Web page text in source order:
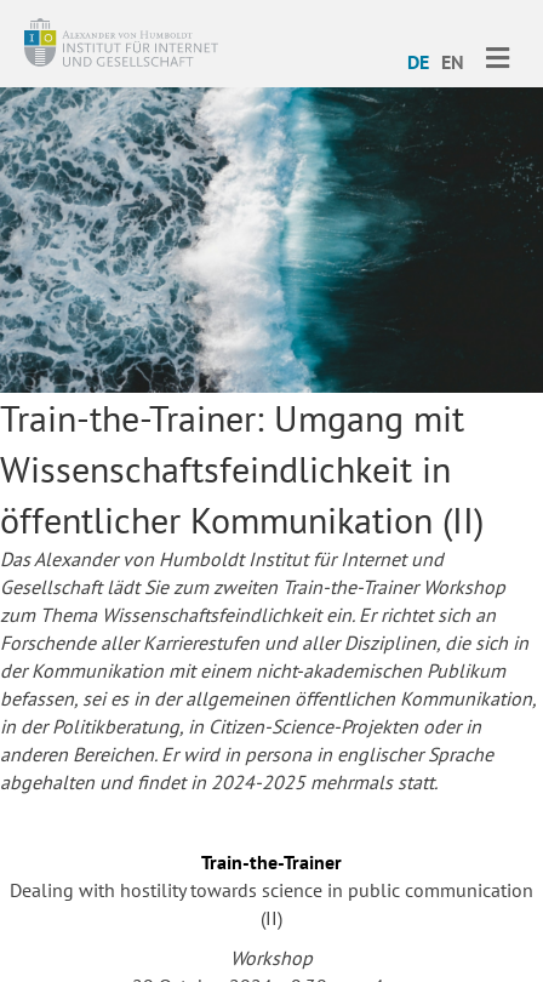
DE EN
Train-the-Trainer: Umgang mit
Wissenschaftsfeindlichkeit in
öffentlicher Kommunikation (II)
Das Alexander von Humboldt Institut für Internet und
Gesellschaft lädt Sie zum zweiten Train-the-Trainer Workshop
zum Thema Wissenschaftsfeindlichkeit ein. Er richtet sich an
Forschende aller Karrierestufen und aller Disziplinen, die sich in
der Kommunikation mit einem nicht-akademischen Publikum
befassen, sei es in der allgemeinen öffentlichen Kommunikation,
in der Politikberatung, in Citizen-Science-Projekten oder in
anderen Bereichen. Er wird in persona in englischer Sprache
abgehalten und findet in 2024-2025 mehrmals statt.
Train-the-Trainer
Dealing with hostility towards science in public communication
(II)
Workshop